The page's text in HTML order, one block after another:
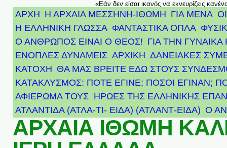
«Εάν δεν είσαι ικανός να εκνευρίζεις
ΑΡΧΗ Η ΑΡΧΑΙΑ ΜΕΣΣΗΝΗ-ΙΘΩΜΗ ΓΙΑ ΜΕΝΑ
Η ΕΛΛΗΝΙΚΗ ΓΛΩΣΣΑ ΦΑΝΤΑΣΤΙΚΑ ΟΠΛΑ
Ο ΑΝΘΡΩΠΟΣ ΕΙΝΑΙ Ο ΘΕΟΣ! ΓΙΑ ΤΗΝ ΓΥΝΑΙΚΑ
ΕΝΟΠΛΕΣ ΔΥΝΑΜΕΙΣ ΑΡΧΙΚΉ ΔΑΝΕΙΑΚΕΣ
ΚΑΤΟΧΗ ΘΑ ΜΑΣ ΒΡΕΙΤΕ ΕΔΩ ΣΤΟΥΣ
ΚΑΤΑΚΛΥΣΜΟΣ: ΠΟΤΕ ΕΓΙΝΕ; ΠΟΣΟΙ ΕΓΙΝΑΝ;
ΑΦΙΈΡΩΜΑ ΤΟΥΣ ΉΡΩΕΣ ΤΗΣ ΕΛΛΗΝΙΚΉΣ
ΑΤΛΑΝΤΊΔΑ (ΑΤΛΑ-ΤΙ- ΕΙΔΑ) (ΑΤΛΑΝΤ-ΕΙΔΑ) Ο
ΑΡΧΑΙΑ ΙΘΩΜΗ